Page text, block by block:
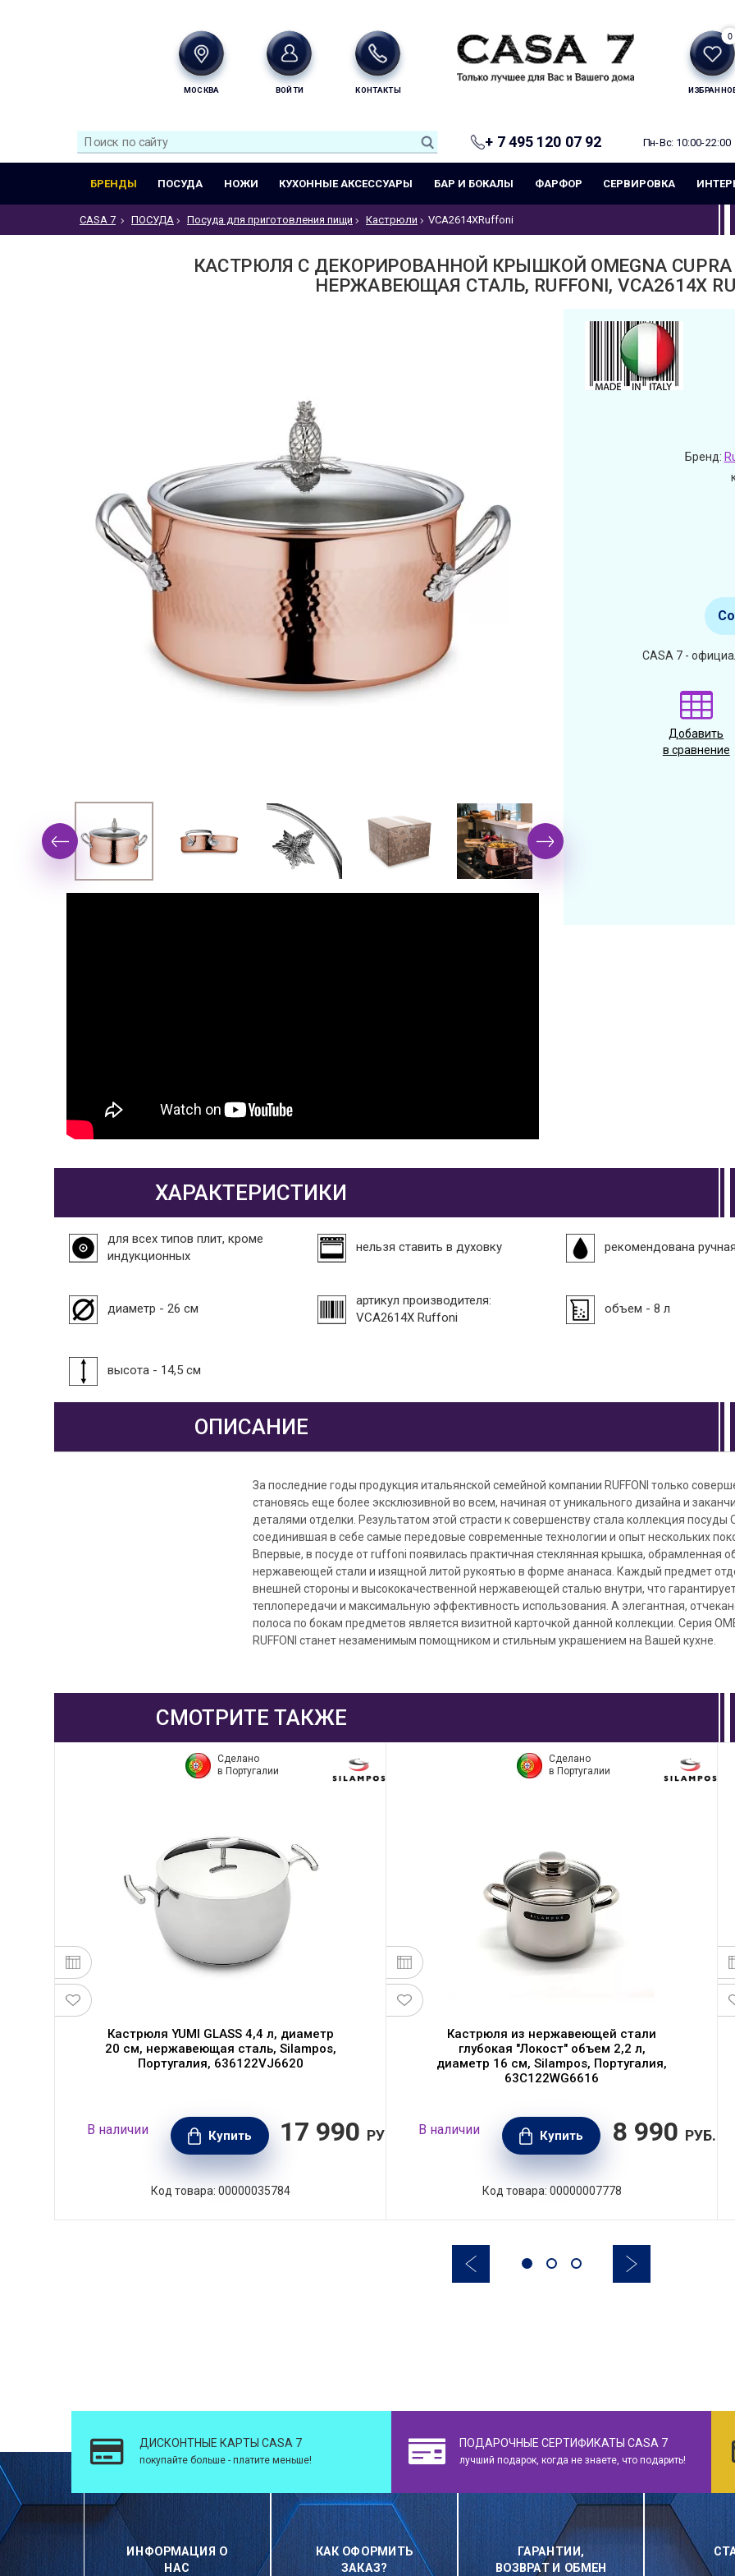
МОСКВА ВОЙТИ КОНТАКТЫ
0
+ 7 495 120 07 92 Пн-Вс: 10:00-22:00
БРЕНДЫ ПОСУДА НОЖИ КУХОННЫЕ АКСЕССУАРЫ БАР И БОКАЛЫ ФАРФОР СЕРВИРОВКА
CASA 7 ПОСУДА Посуда для приготовления пищи Кастрюли VCA2614XRuffoni
КАСТРЮЛЯ С ДЕКОРИРОВАННОЙ КРЫШКОЙ OMEGNA
НЕРЖАВЕЮЩАЯ СТАЛЬ, RUFFONI, VCA2614X
Бренд:
CASA 7 -
Добавить
в сравнение
ХАРАКТЕРИСТИКИ
для всех типов плит, кроме
индукционных
нельзя ставить в духовку рекомендована
диаметр - 26 см
артикул производителя:
VCA2614X Ruffoni
объем - 8 л
высота - 14,5 см
ОПИСАНИЕ
За последние годы продукция итальянской семейной компании RUFFONI только
становясь еще более эксклюзивной во всем, начиная от уникального дизайна и
деталями отделки. Результатом этой страсти к совершенству стала коллекция посуды
соединившая в себе самые передовые современные технологии и опыт нескольких
Впервые, в посуде от ruffoni появилась практичная стеклянная крышка, обрамленная
нержавеющей стали и изящной литой рукоятью в форме ананаса. Каждый предмет
внешней стороны и высококачественной нержавеющей сталью внутри, что
теплопередачи и максимальную эффективность использования. А элегантная,
полоса по бокам предметов является визитной карточкой данной коллекции. Серия
RUFFONI станет незаменимым помощником и стильным украшением на Вашей кухне.
СМОТРИТЕ ТАКЖЕ
Сделано
в Португалии
Кастрюля YUMI GLASS 4,4 л, диаметр
20 см, нержавеющая сталь, Silampos,
Португалия, 636122VJ6620
В наличии Купить 17 990 РУБ.
Код товара: 00000035784
Сделано
в Португалии
Кастрюля из нержавеющей стали
глубокая "Локост" объем 2,2 л,
диаметр 16 см, Silampos, Португалия,
63C122WG6616
В наличии Купить 8 990 РУБ.
Код товара: 00000007778
ДИСКОНТНЫЕ КАРТЫ CASA 7
покупайте больше - платите меньше!
ПОДАРОЧНЫЕ СЕРТИФИКАТЫ CASA 7
лучший подарок, когда не знаете, что подарить!
ИНФОРМАЦИЯ О
НАС
КАК ОФОРМИТЬ
ЗАКАЗ?
ГАРАНТИИ,
ВОЗВРАТ И ОБМЕН